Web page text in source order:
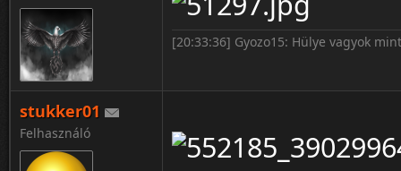
[20:33:36] Gyozo15: Hülye vagyok
stukker01
Felhasználó